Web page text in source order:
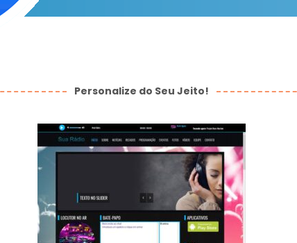
Personalize do Seu Jeito!